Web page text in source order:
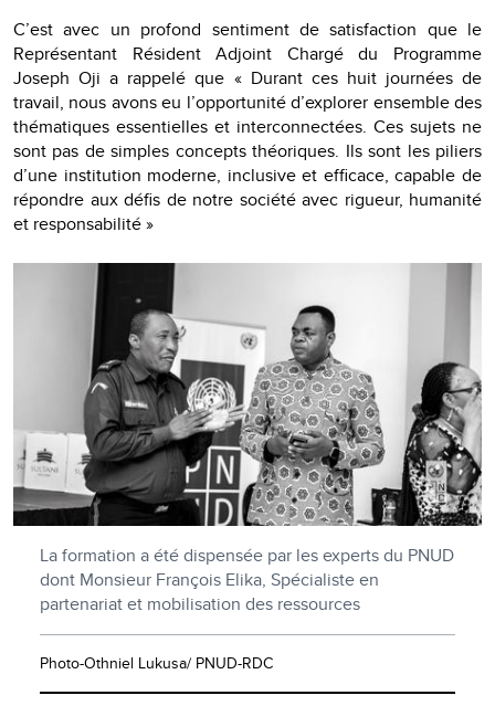
C’est avec un profond sentiment de satisfaction que le
Représentant Résident Adjoint Chargé du Programme
Joseph Oji a rappelé que « Durant ces huit journées de
travail, nous avons eu l’opportunité d’explorer ensemble des
thématiques essentielles et interconnectées. Ces sujets ne
sont pas de simples concepts théoriques. Ils sont les piliers
d’une institution moderne, inclusive et efficace, capable de
répondre aux défis de notre société avec rigueur, humanité
et responsabilité »
La formation a été dispensée par les experts du PNUD
dont Monsieur François Elika, Spécialiste en
partenariat et mobilisation des ressources
Photo-Othniel Lukusa/ PNUD-RDC